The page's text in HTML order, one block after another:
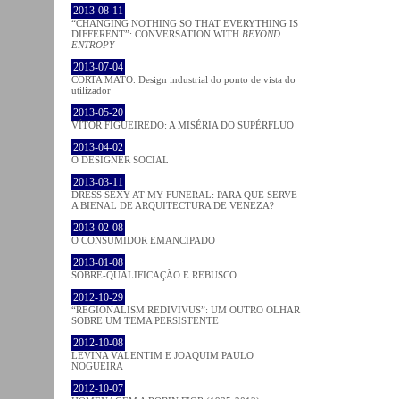
2013-08-11
“CHANGING NOTHING SO THAT EVERYTHING IS
DIFFERENT”: CONVERSATION WITH BEYOND
ENTROPY
2013-07-04
CORTA MATO. Design industrial do ponto de vista do
utilizador
2013-05-20
VÍTOR FIGUEIREDO: A MISÉRIA DO SUPÉRFLUO
2013-04-02
O DESIGNER SOCIAL
2013-03-11
DRESS SEXY AT MY FUNERAL: PARA QUE SERVE
A BIENAL DE ARQUITECTURA DE VENEZA?
2013-02-08
O CONSUMIDOR EMANCIPADO
2013-01-08
SOBRE-QUALIFICAÇÃO E REBUSCO
2012-10-29
“REGIONALISM REDIVIVUS”: UM OUTRO OLHAR
SOBRE UM TEMA PERSISTENTE
2012-10-08
LEVINA VALENTIM E JOAQUIM PAULO
NOGUEIRA
2012-10-07